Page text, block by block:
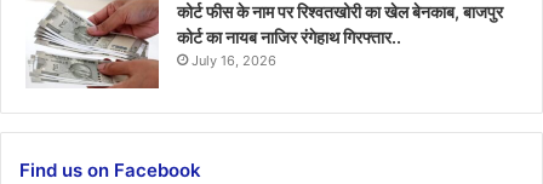
कोर्ट फीस के नाम पर रिश्वतखोरी का खेल बेनकाब, बाजपुर
कोर्ट का नायब नाजिर रंगेहाथ गिरफ्तार..
July 16, 2026
Find us on Facebook